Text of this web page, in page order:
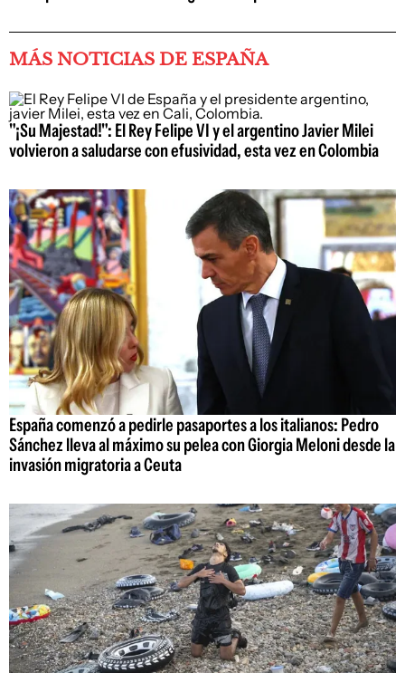
MÁS NOTICIAS DE ESPAÑA
"¡Su Majestad!": El Rey Felipe VI y el argentino Javier Milei
volvieron a saludarse con efusividad, esta vez en Colombia
España comenzó a pedirle pasaportes a los italianos: Pedro
Sánchez lleva al máximo su pelea con Giorgia Meloni desde la
invasión migratoria a Ceuta